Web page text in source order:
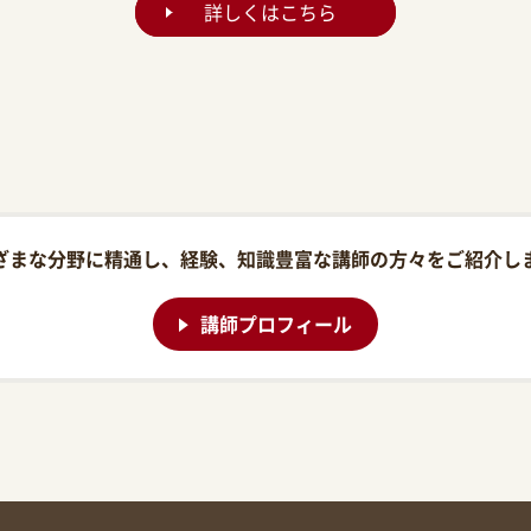
詳しくはこちら
まな分野に精通し、経験、知識豊富な講師の方々をご紹介し
講師プロフィール